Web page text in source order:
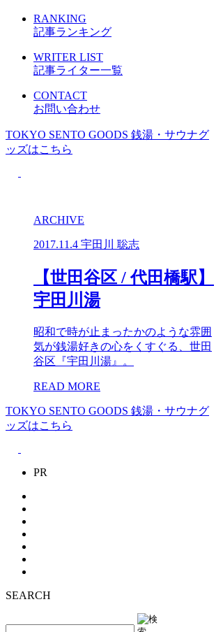
RANKING
記事ランキング
WRITER LIST
記事ライター一覧
CONTACT
お問い合わせ
TOKYO SENTO GOODS 銭湯・サウナグ
ッズはこちら
ARCHIVE
2017.11.4 宇田川 聡志
【世田谷区 / 代田橋駅】
宇田川湯
昭和で時が止まったかのような雰囲
気が銭湯好きの心をくすぐる、世田
谷区『宇田川湯』。
READ MORE
TOKYO SENTO GOODS 銭湯・サウナグ
ッズはこちら
PR
SEARCH